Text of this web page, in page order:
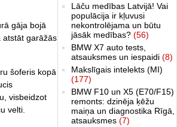
gāja bojā
atstāt garāžās
šoferis kopā
visbeidzot
velti.
Lāču medības Latvijā! Vai
populācija ir kļuvusi
nekontrolējama un būtu
jāsāk medības? (56)
BMW X7 auto tests,
atsauksmes un iespaidi (8)
Makslīgais intelekts (MI)
(177)
BMW F10 un X5 (E70/F15)
remonts: dzinēja ķēžu
maiņa un diagnostika Rīgā,
atsauksmes (7)